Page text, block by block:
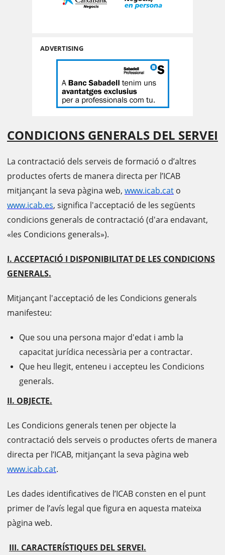
ADVERTISING
CONDICIONS GENERALS DEL SERVEI
La contractació dels serveis de formació o d’altres
productes oferts de manera directa per l’ICAB
mitjançant la seva pàgina web, www.icab.cat o
www.icab.es, significa l'acceptació de les següents
condicions generals de contractació (d'ara endavant,
«les Condicions generals»).
I. ACCEPTACIÓ I DISPONIBILITAT DE LES CONDICIONS
GENERALS.
Mitjançant l'acceptació de les Condicions generals
manifesteu:
Que sou una persona major d'edat i amb la
capacitat jurídica necessària per a contractar.
Que heu llegit, enteneu i accepteu les Condicions
generals.
II. OBJECTE.
Les Condicions generals tenen per objecte la
contractació dels serveis o productes oferts de manera
directa per l’ICAB, mitjançant la seva pàgina web
www.icab.cat.
Les dades identificatives de l’ICAB consten en el punt
primer de l’avís legal que figura en aquesta mateixa
pàgina web.
III. CARACTERÍSTIQUES DEL SERVEI.